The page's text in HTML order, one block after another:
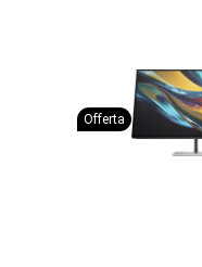
Offerta